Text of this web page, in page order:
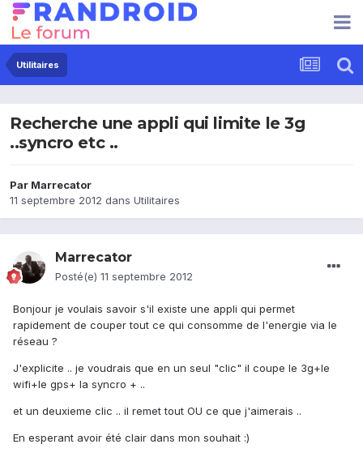
Utilitaires
Recherche une appli qui limite le 3g
..syncro etc ..
Par Marrecator
11 septembre 2012 dans Utilitaires
Marrecator
Posté(e) 11 septembre 2012
Bonjour je voulais savoir s'il existe une appli qui permet
rapidement de couper tout ce qui consomme de l'energie via le
réseau ?
J'explicite .. je voudrais que en un seul "clic" il coupe le 3g+le
wifi+le gps+ la syncro + ..
et un deuxieme clic .. il remet tout OU ce que j'aimerais ..
En esperant avoir été clair dans mon souhait :)